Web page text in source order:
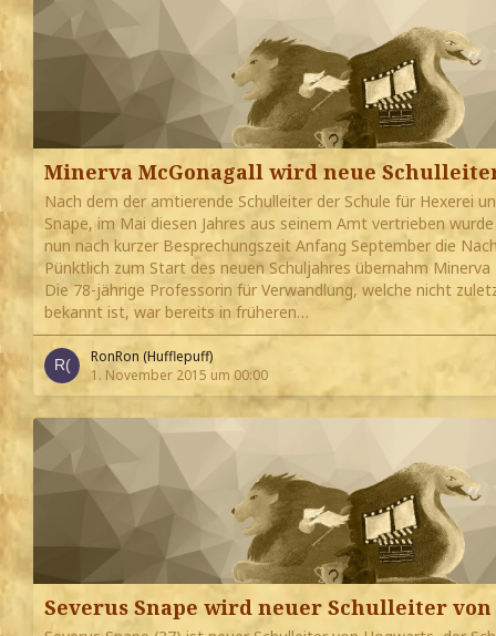
Minerva McGonagall wird neue
Nach dem der amtierende Schulleiter der Schule für Hexerei
Snape, im Mai diesen Jahres aus seinem Amt vertrieben
nun nach kurzer Besprechungszeit Anfang September die
Pünktlich zum Start des neuen Schuljahres übernahm
Die 78-jährige Professorin für Verwandlung, welche nicht
bekannt ist, war bereits in früheren…
RonRon (Hufflepuff)
1. November 2015 um 00:00
Severus Snape wird neuer Schulleiter